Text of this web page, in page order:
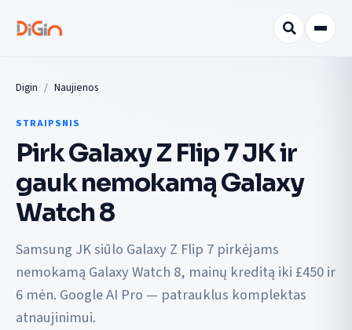
Digin Naujienos
STRAIPSNIS
Pirk Galaxy Z Flip 7 JK ir
gauk nemokamą Galaxy
Watch 8
Samsung JK siūlo Galaxy Z Flip 7 pirkėjams
nemokamą Galaxy Watch 8, mainų kreditą iki £450 ir
6 mėn. Google AI Pro — patrauklus komplektas
atnaujinimui.